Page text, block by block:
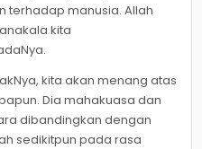
terhadap manusia. Allah
kita
kita akan menang atas
Dia mahakuasa dan
dibandingkan dengan
sedikitpun pada rasa